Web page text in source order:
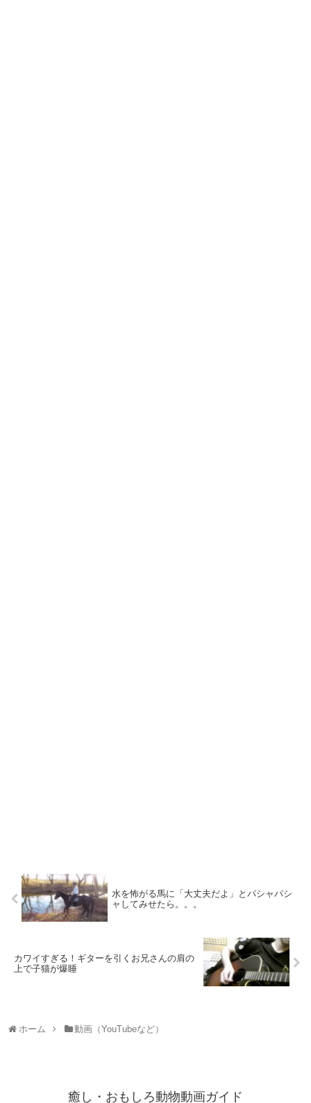
水を怖がる馬に「大丈夫だよ」とパシャパシ
ャしてみせたら。。。
カワイすぎる！ギターを引くお兄さんの肩の
上で子猫が爆睡
ホーム 動画（YouTubeなど）
癒し・おもしろ動物動画ガイド